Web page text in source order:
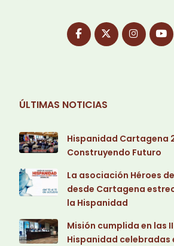
ÚLTIMAS NOTICIAS
Hispanidad Cartagena
Construyendo Futuro
La asociación Héroes
desde Cartagena
la Hispanidad
Misión cumplida en las
Hispanidad celebradas